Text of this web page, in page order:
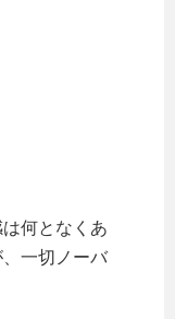
何となくあ
一切ノーバ